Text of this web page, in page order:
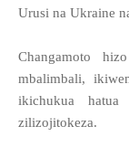
Urusi na Ukraine
Changamoto
mbalimbali,
ikichukua hatua
zilizojitokeza.